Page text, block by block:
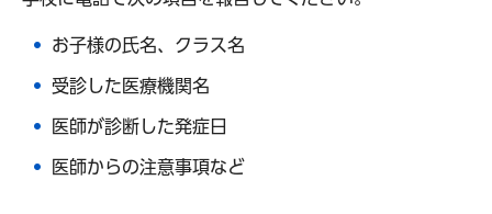
お子様の氏名、クラス名
受診した医療機関名
医師が診断した発症日
医師からの注意事項など